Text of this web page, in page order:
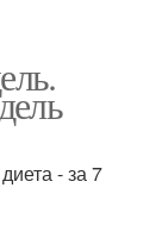
- за 7